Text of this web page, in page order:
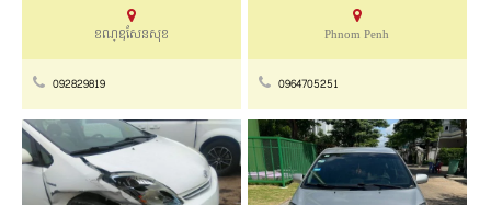
ខណ្ឧសែនសុខ
092829819
Phnom Penh
0964705251